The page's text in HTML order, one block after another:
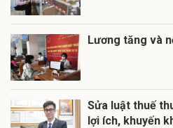
Lương tăng và
Sửa luật thuế
lợi ích, khuyến